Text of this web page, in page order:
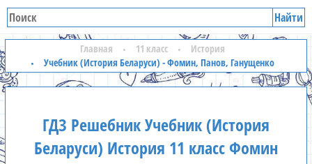
Найти
Главная 11 класс
История
Учебник (История Беларуси) - Фомин, Панов, Ганущенко
ГДЗ Решебник Учебник (История
Беларуси) История 11 класс Фомин